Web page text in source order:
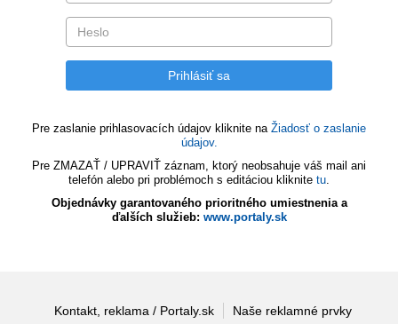
Pre zaslanie prihlasovacích údajov kliknite na Žiadosť o zaslanie
údajov.
Pre ZMAZAŤ / UPRAVIŤ záznam, ktorý neobsahuje váš mail ani
telefón alebo pri problémoch s editáciou kliknite tu.
Objednávky garantovaného prioritného umiestnenia a
ďalších služieb: www.portaly.sk
Kontakt, reklama / Portaly.sk
Naše reklamné prvky